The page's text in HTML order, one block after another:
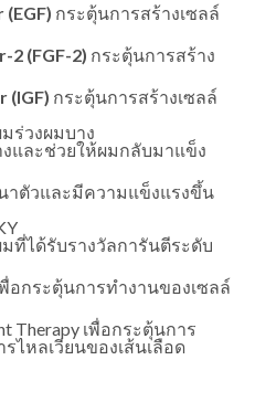
กระตุ้นการสร้างเซลล์
(FGF-2) กระตุ้นการสร้าง
(IGF) กระตุ้นการสร้างเซลล์
ร่วงผมบาง
และช่วยให้ผมกลับมาแข็ง
าตัวและมีความแข็งแรงขึ้น
ที่ได้รับรางวัลการันตีระดับ
พื่อกระตุ้นการทำงานของเซลล์
Therapy เพื่อกระตุ้นการ
ไหลเวียนของเส้นเลือด